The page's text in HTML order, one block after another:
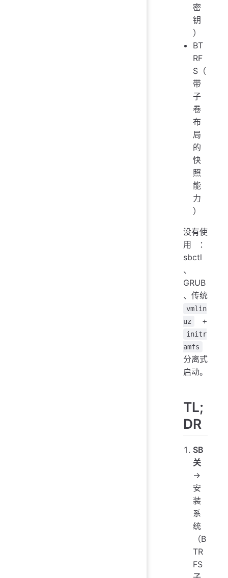
密
钥
）
BT
RF
S（
带
子
卷
布
局
的
快
照
能
力
）
没有使
用：
sbctl
、
GRUB
、传统
vmlin
uz
+
initr
amfs
分离式
启动。
TL;
DR
SB
关
→
安
装
系
统
（B
TR
FS